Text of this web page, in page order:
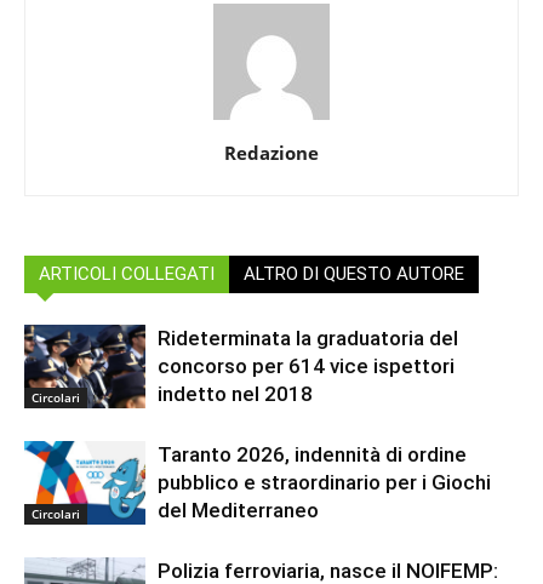
Redazione
ARTICOLI COLLEGATI ALTRO DI QUESTO AUTORE
Circolari
Rideterminata la graduatoria del
concorso per 614 vice ispettori
indetto nel 2018
Circolari
Taranto 2026, indennità di ordine
pubblico e straordinario per i Giochi
del Mediterraneo
Polizia ferroviaria, nasce il NOIFEMP: